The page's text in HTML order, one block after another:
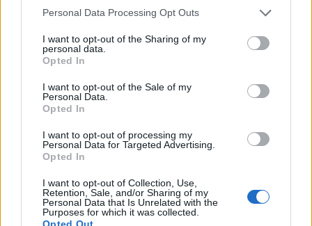
Please note that this website/app uses one or more Google
not limited to your visit or usage behaviour. You may click to
grant or deny consent to Google and its third-party tags to
use your data for below specified purposes in below Google
consent section.
Personal Data Processing Opt Outs
I want to opt-out of the Sharing of my
personal data.
Opted In
I want to opt-out of the Sale of my
Personal Data.
Opted In
I want to opt-out of processing my
Personal Data for Targeted Advertising.
Opted In
I want to opt-out of Collection, Use,
Retention, Sale, and/or Sharing of my
Personal Data that Is Unrelated with the
Purposes for which it was collected.
Opted Out
Félreérthető a poszt címe, azt vártam, hogy a
Gmailben van bajod az új gombok helyével.
Kezdetben én sem értettem azt, hogy mit nem lehet
érteni a címkézésen, de a drag and drop és a címkék
hierarchikus elrendezése tényleg nem megoldott
(egyelőre). Márpedig van, akinek ez sokkal jobban
megy.
Mondjuk én azt tapasztalom, hogy csupán a rend
kedvéért, és kizárólag filterezés alapján címkézek,
kézzel szinte sosem, mert ha keresni kell valamit
inkább beírom a keresőbe, hamarabb megvan,